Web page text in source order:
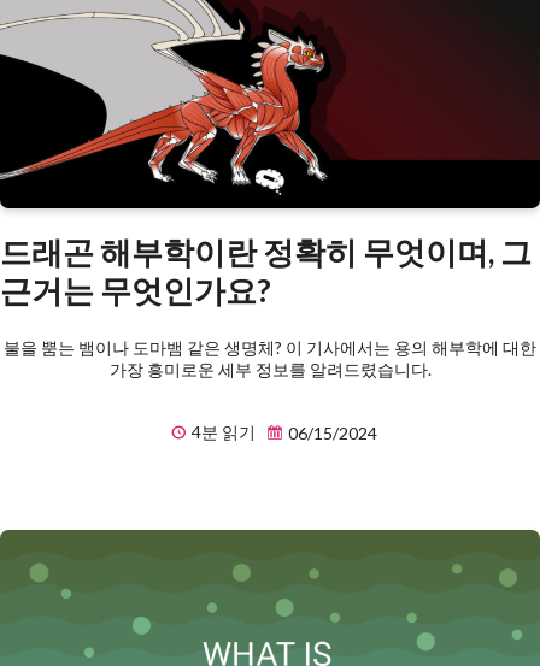
드래곤 해부학이란 정확히 무엇이며, 그
근거는 무엇인가요?
불을 뿜는 뱀이나 도마뱀 같은 생명체? 이 기사에서는 용의 해부학에 대한
가장 흥미로운 세부 정보를 알려드렸습니다.
4분 읽기 06/15/2024